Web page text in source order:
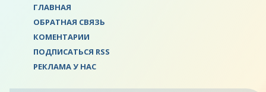
ГЛАВНАЯ
ОБРАТНАЯ СВЯЗЬ
КОМЕНТАРИИ
ПОДПИСАТЬСЯ RSS
РЕКЛАМА У НАС